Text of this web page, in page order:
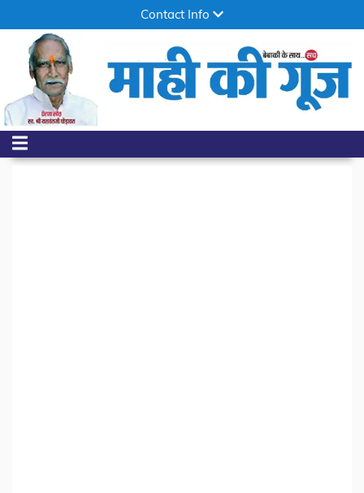
Contact Info